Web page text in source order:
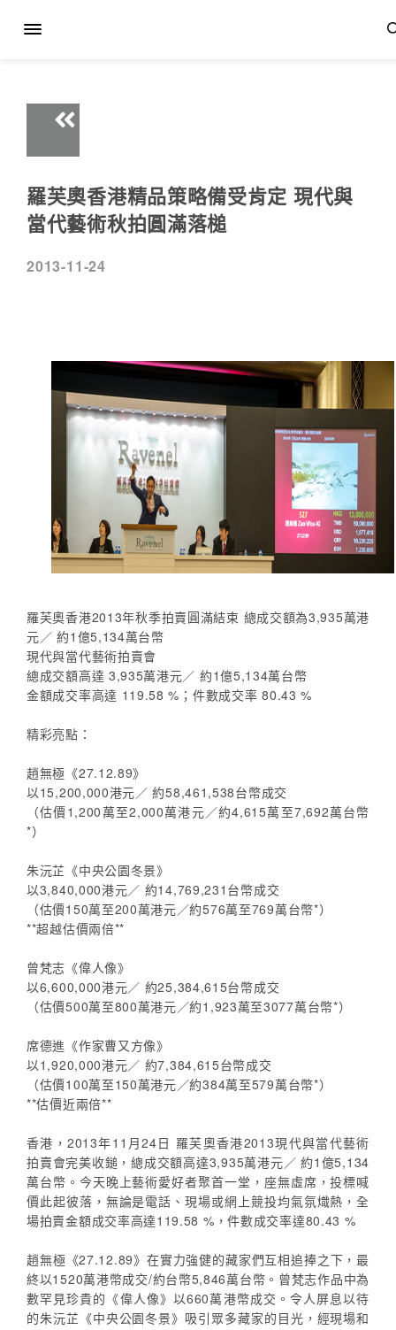
羅芙奧香港精品策略備受肯定 現代與
當代藝術秋拍圓滿落槌
2013-11-24
羅芙奧香港2013年秋季拍賣圓滿結束 總成交額為3,935萬港
元／ 約1億5,134萬台幣
現代與當代藝術拍賣會
總成交額高達 3,935萬港元／ 約1億5,134萬台幣
金額成交率高達 119.58 %；件數成交率 80.43 %
精彩亮點：
趙無極《27.12.89》
以15,200,000港元／ 約58,461,538台幣成交
（估價1,200萬至2,000萬港元／約4,615萬至7,692萬台幣
*）
朱沅芷《中央公園冬景》
以3,840,000港元／ 約14,769,231台幣成交
（估價150萬至200萬港元／約576萬至769萬台幣*）
**超越估價兩倍**
曾梵志《偉人像》
以6,600,000港元／ 約25,384,615台幣成交
（估價500萬至800萬港元／約1,923萬至3077萬台幣*）
席德進《作家曹又方像》
以1,920,000港元／ 約7,384,615台幣成交
（估價100萬至150萬港元／約384萬至579萬台幣*）
**估價近兩倍**
香港，2013年11月24日 羅芙奧香港2013現代與當代藝術
拍賣會完美收鎚，總成交額高達3,935萬港元／ 約1億5,134
萬台幣。今天晚上藝術愛好者聚首一堂，座無虛席，投標喊
價此起彼落，無論是電話、現場或網上競投均氣氛熾熱，全
場拍賣金額成交率高達119.58 %，件數成交率達80.43 %
趙無極《27.12.89》在實力強健的藏家們互相追捧之下，最
終以1520萬港幣成交/約台幣5,846萬台幣。曾梵志作品中為
數罕見珍貴的《偉人像》以660萬港幣成交。令人屏息以待
的朱沅芷《中央公園冬景》吸引眾多藏家的目光，經現場和